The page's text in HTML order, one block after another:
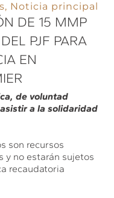
, Noticia principal
DE 15 MMP
PJF PARA
EN
de voluntad
a la solidaridad
son recursos
y no estarán sujetos
recaudatoria